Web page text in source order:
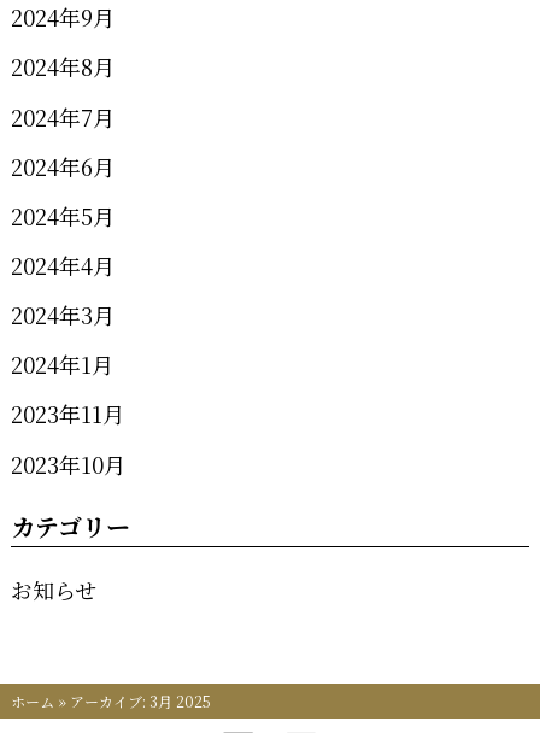
2024年9月
2024年8月
2024年7月
2024年6月
2024年5月
2024年4月
2024年3月
2024年1月
2023年11月
2023年10月
カテゴリー
お知らせ
ホーム » アーカイブ: 3月 2025